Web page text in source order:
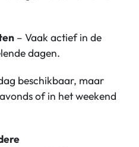
– Vaak actief in de
dagen.
beschikbaar, maar
of in het weekend